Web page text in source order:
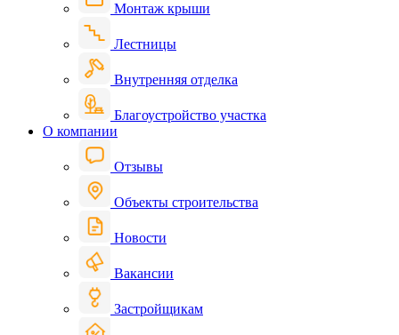
Монтаж крыши
Лестницы
Внутренняя отделка
Благоустройство участка
О компании
Отзывы
Объекты строительства
Новости
Вакансии
Застройщикам